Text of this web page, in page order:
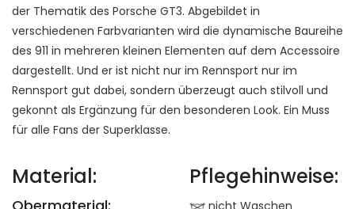
der Thematik des Porsche GT3. Abgebildet in
verschiedenen Farbvarianten wird die dynamische Baureihe
des 911 in mehreren kleinen Elementen auf dem Accessoire
dargestellt. Und er ist nicht nur im Rennsport nur im
Rennsport gut dabei, sondern überzeugt auch stilvoll und
gekonnt als Ergänzung für den besonderen Look. Ein Muss
für alle Fans der Superklasse.
Material: Pflegehinweise:
nicht Waschen